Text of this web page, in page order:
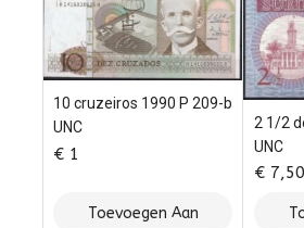
10 cruzeiros 1990 P 209-b
UNC
€ 1
Toevoegen Aan
2 1/2
UNC
€ 7,50